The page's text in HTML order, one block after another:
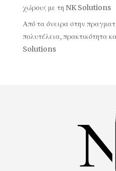
χώρους με τη NK Solutions
Από τα όνειρα στην
πολυτέλεια, πρακτικότητα
Solutions